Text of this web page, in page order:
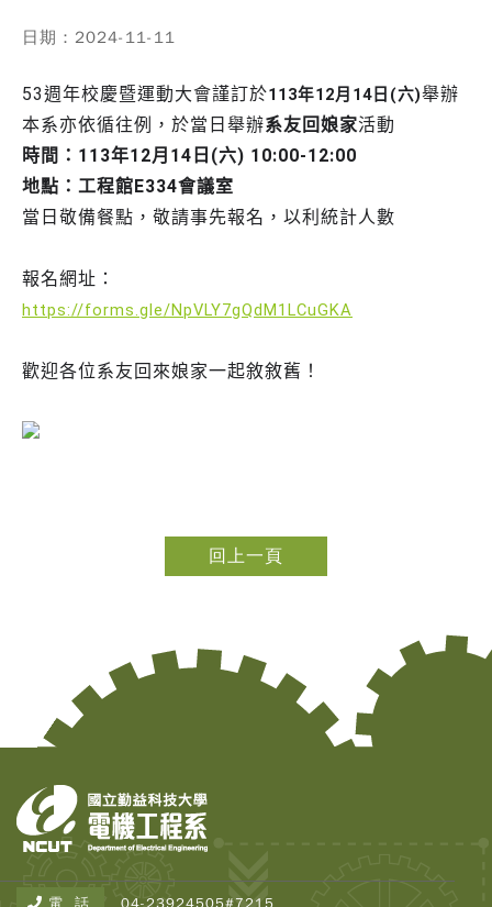
日期：2024-11-11
53週年校慶暨運動大會謹訂於113年12月14日(六)舉辦
本系亦依循往例，於當日舉辦系友回娘家活動
時間：113年12月14日(六) 10:00-12:00
地點：工程館E334會議室
當日敬備餐點，敬請事先報名，以利統計人數
報名網址：
https://forms.gle/NpVLY7gQdM1LCuGKA
歡迎各位系友回來娘家一起敘敘舊！
回上一頁
電 話 04-23924505#7215